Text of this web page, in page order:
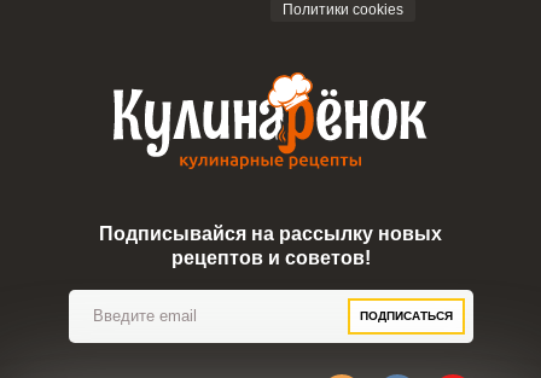
Политики cookies
Подписывайся на рассылку новых
рецептов и советов!
ПОДПИСАТЬСЯ